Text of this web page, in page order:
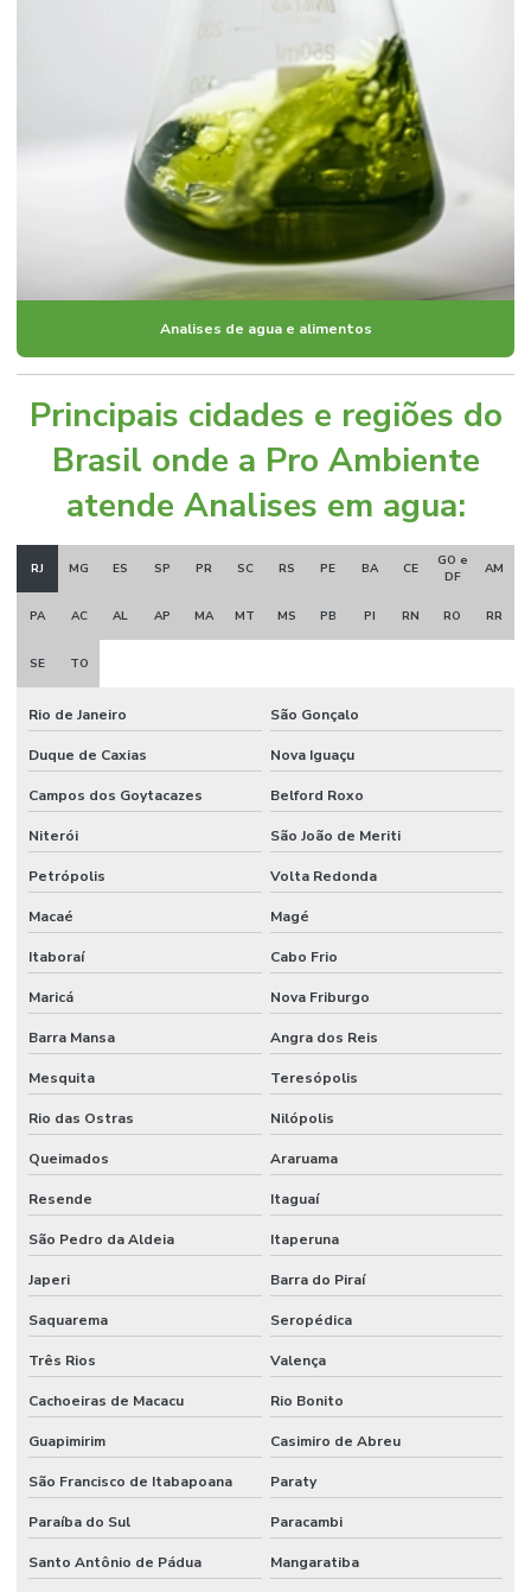
Analises de agua e alimentos
Principais cidades e regiões do
Brasil onde a Pro Ambiente
atende Analises em agua:
RJ MG ES SP PR SC RS PE BA CE
GO e
DF
AM
PA AC AL AP MA MT MS PB PI RN RO RR
SE TO
Rio de Janeiro São Gonçalo
Duque de Caxias Nova Iguaçu
Campos dos Goytacazes Belford Roxo
Niterói São João de Meriti
Petrópolis Volta Redonda
Macaé Magé
Itaboraí Cabo Frio
Maricá Nova Friburgo
Barra Mansa Angra dos Reis
Mesquita Teresópolis
Rio das Ostras Nilópolis
Queimados Araruama
Resende Itaguaí
São Pedro da Aldeia Itaperuna
Japeri Barra do Piraí
Saquarema Seropédica
Três Rios Valença
Cachoeiras de Macacu Rio Bonito
Guapimirim Casimiro de Abreu
São Francisco de Itabapoana Paraty
Paraíba do Sul Paracambi
Santo Antônio de Pádua Mangaratiba